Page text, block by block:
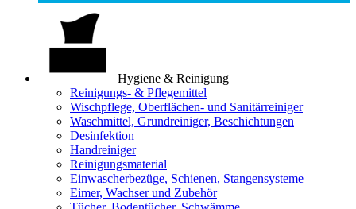
Hygiene & Reinigung
Reinigungs- & Pflegemittel
Wischpflege, Oberflächen- und Sanitärreiniger
Waschmittel, Grundreiniger, Beschichtungen
Desinfektion
Handreiniger
Reinigungsmaterial
Einwascherbezüge, Schienen, Stangensysteme
Eimer, Wachser und Zubehör